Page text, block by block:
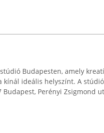
Budapesten, amely
kínál ideális helyszínt. A
Perényi Zsigmond